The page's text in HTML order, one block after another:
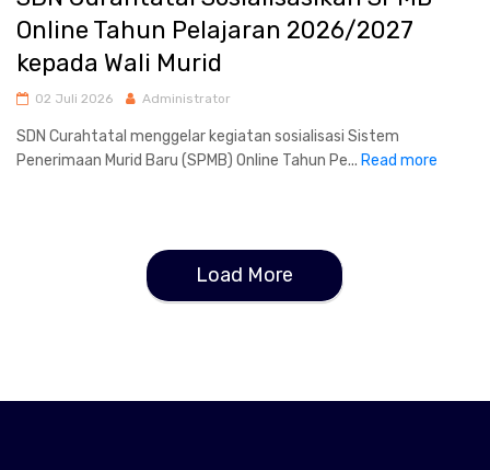
Online Tahun Pelajaran 2026/2027
kepada Wali Murid
02 Juli 2026 Administrator
SDN Curahtatal menggelar kegiatan sosialisasi Sistem
Penerimaan Murid Baru (SPMB) Online Tahun Pe... Read more
Load More